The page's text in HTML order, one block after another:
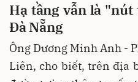
Hạ tầng vẫn là
Đà Nẵng
Ông Dương Minh Anh -
Liên, cho biết, trên địa